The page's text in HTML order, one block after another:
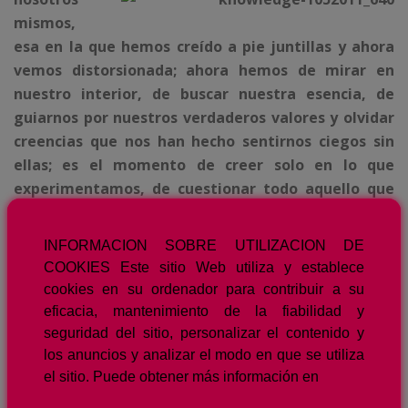
mismos,
esa en la que hemos creído a pie juntillas y ahora
vemos distorsionada;ahora hemos de mirar en
nuestro interior, de buscar nuestra esencia, de
guiarnos por nuestros verdaderos valores y olvidar
creencias que nos han hecho sentirnos ciegos sin
ellas; es el momento de creer solo en lo que
experimentamos, de cuestionar todo aquello que
nada por sentado, de convertir ese punto de
llegada en punto de partida hacia un camino que
tiene un destino, de caminardiferente y de
encontrar en él viajeros hasta ahora desconocidos
Es sin duda el momento de dejar atrás la mochila
que hasta ahora hemos cargado como propia,
INFORMACION SOBRE UTILIZACION DE
COOKIES Este sitio Web utiliza y establece
cookies en su ordenador para contribuir a su
eficacia, mantenimiento de la fiabilidad y
seguridad del sitio, personalizar el contenido y
los anuncios y analizar el modo en que se utiliza
el sitio. Puede obtener más información en